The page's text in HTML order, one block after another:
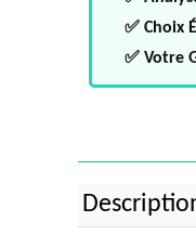
✅ Choix
✅ Votre